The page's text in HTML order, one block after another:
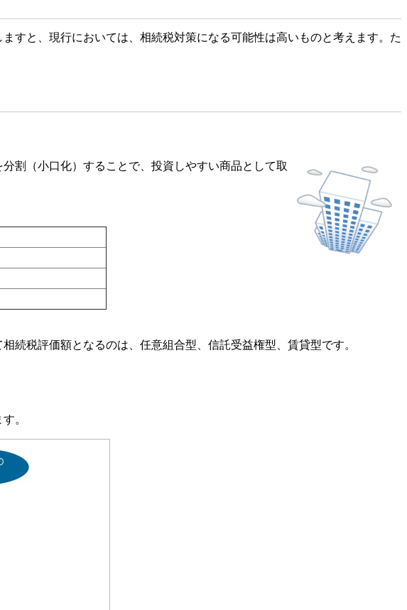
すと、現行においては、相続税対策になる可能性は高いものと考えます。た
割（小口化）することで、投資しやすい商品として取
税評価額となるのは、任意組合型、信託受益権型、賃貸型です。
。